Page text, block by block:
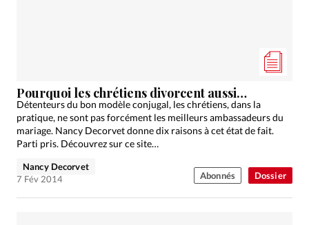
Actualité internationale
Chronique
Culture
Dossier
Eglises Foi Génération réveil
Monde
Opinions
Publireportage
Relations Aujourd'hui
Société
Tour du monde des Eglises
Vécu
Vie Intérieure Dossier
Pourquoi les chrétiens divorcent aussi…
Détenteurs du bon modèle conjugal, les chrétiens, dans la
pratique, ne sont pas forcément les meilleurs ambassadeurs du
mariage. Nancy Decorvet donne dix raisons à cet état de fait.
Parti pris. Découvrez sur ce site…
Nancy Decorvet
7 Fév 2014
Abonnés